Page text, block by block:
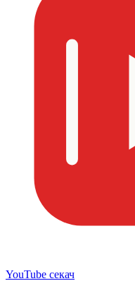
YouTube секач